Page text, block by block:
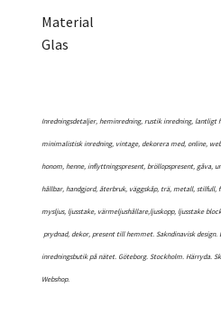
Material
Glas
Inredningsdetaljer, heminredning, rustik inredning, lantligt
minimalistisk inredning, vintage, dekorera med, online,
honom, henne, inflyttningspresent, bröllopspresent, gåva,
hållbar, handgjord, återbruk, väggskåp, trä, metall, stilfull,
mysljus, ljusstake, värmeljushållare,ljuskopp, ljusstake
prydnad, dekor, present till hemmet. Sakndinavisk design.
inredningsbutik på nätet. Göteborg. Stockholm. Härryda.
Webshop.